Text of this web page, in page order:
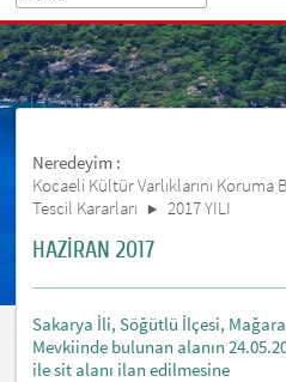
Neredeyim :
Kocaeli Kültür Varlıklarını
Tescil Kararları
2017 YILI
HAZİRAN 2017
Sakarya İli, Söğütlü İlçesi, Mağara
Mevkiinde bulunan alanın
ile sit alanı ilan edilmesine